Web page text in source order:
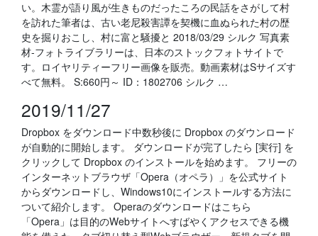
い。木霊が語り風が生きものだったころの民話をさがして村
を訪れた筆者は、古い老尼殺害譚を契機に血ぬられた村の歴
史を掘りおこし、村に富と騒擾と 2018/03/29 シルク 写真素
材-フォトライブラリーは、日本のストックフォトサイトで
す。ロイヤリティーフリー画像を販売。動画素材はSサイズす
べて無料。 S:660円～ ID：1802706 シルク …
2019/11/27
Dropbox をダウンロード中数秒後に Dropbox のダウンロード
が自動的に開始します。 ダウンロードが完了したら [実行] を
クリックして Dropbox のインストールを始めます。 フリーの
インターネットブラウザ「Opera（オペラ）」を公式サイト
からダウンロードし、Windows10にインストールする方法に
ついて紹介します。 Operaのダウンロードはこちら
「Opera」は目的のWebサイトへすばやくアクセスできる機